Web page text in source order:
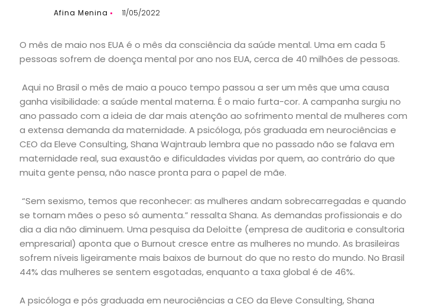
Afina Menina 11/05/2022
O mês de maio nos EUA é o mês da consciência da saúde mental. Uma em cada 5
pessoas sofrem de doença mental por ano nos EUA, cerca de 40 milhões de pessoas.
Aqui no Brasil o mês de maio a pouco tempo passou a ser um mês que uma causa
ganha visibilidade: a saúde mental materna. É o maio furta-cor. A campanha surgiu no
ano passado com a ideia de dar mais atenção ao sofrimento mental de mulheres com
a extensa demanda da maternidade. A psicóloga, pós graduada em neurociências e
CEO da Eleve Consulting, Shana Wajntraub lembra que no passado não se falava em
maternidade real, sua exaustão e dificuldades vividas por quem, ao contrário do que
muita gente pensa, não nasce pronta para o papel de mãe.
“Sem sexismo, temos que reconhecer: as mulheres andam sobrecarregadas e quando
se tornam mães o peso só aumenta.” ressalta Shana. As demandas profissionais e do
dia a dia não diminuem. Uma pesquisa da Deloitte (empresa de auditoria e consultoria
empresarial) aponta que o Burnout cresce entre as mulheres no mundo. As brasileiras
sofrem níveis ligeiramente mais baixos de burnout do que no resto do mundo. No Brasil
44% das mulheres se sentem esgotadas, enquanto a taxa global é de 46%.
A psicóloga e pós graduada em neurociências a CEO da Eleve Consulting, Shana